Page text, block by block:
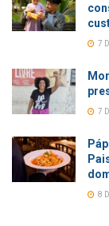
7
7
8